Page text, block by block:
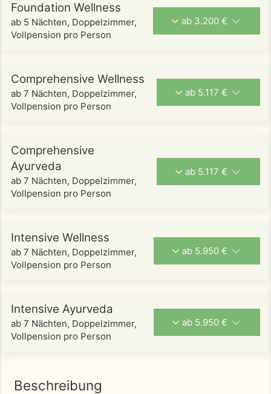
Foundation Wellness
ab 5 Nächten, Doppelzimmer,
Vollpension pro Person
ab 3.200 €
Comprehensive Wellness
ab 7 Nächten, Doppelzimmer,
Vollpension pro Person
ab 5.117 €
Comprehensive
Ayurveda
ab 7 Nächten, Doppelzimmer,
Vollpension pro Person
ab 5.117 €
Intensive Wellness
ab 7 Nächten, Doppelzimmer,
Vollpension pro Person
ab 5.950 €
Intensive Ayurveda
ab 7 Nächten, Doppelzimmer,
Vollpension pro Person
ab 5.950 €
Beschreibung